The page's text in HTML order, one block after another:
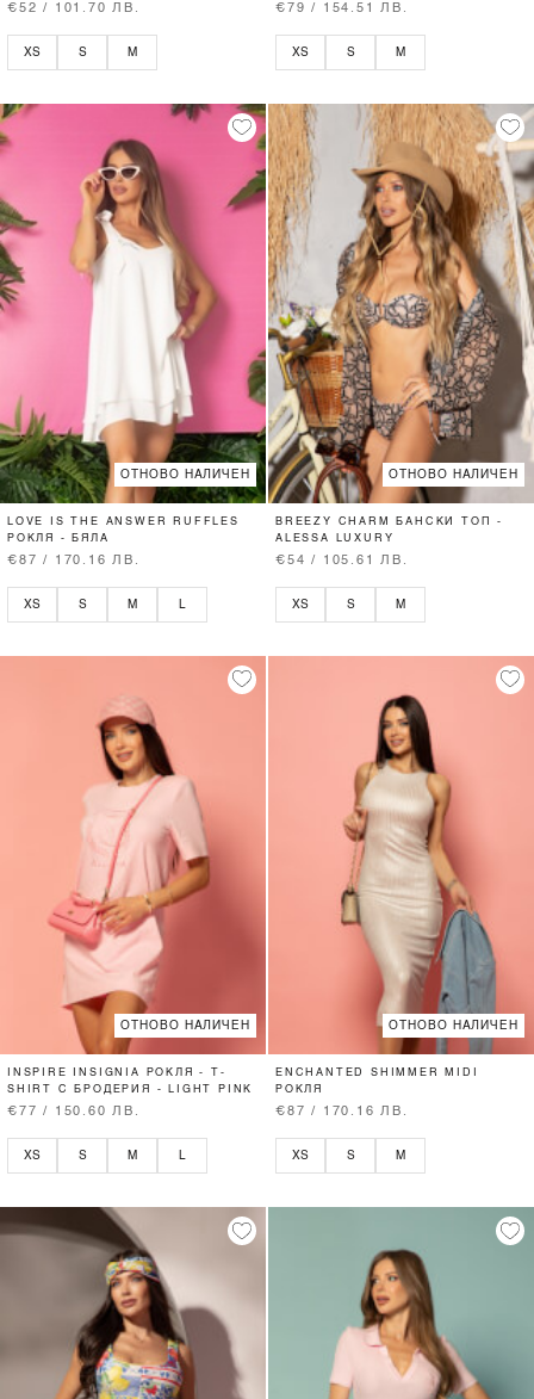
€52 / 101.70 ЛВ.
XS S M
€79 / 154.51 ЛВ.
XS S M
ОТНОВО НАЛИЧЕН
LOVE IS THE ANSWER RUFFLES
РОКЛЯ - БЯЛА
€87 / 170.16 ЛВ.
XS S M
ОТНОВО НАЛИЧЕН
BREEZY CHARM БАНСКИ ТОП -
ALESSA LUXURY
€54 / 105.61 ЛВ.
XS S M
ОТНОВО НАЛИЧЕН
INSPIRE INSIGNIA РОКЛЯ - T-
SHIRT С БРОДЕРИЯ - LIGHT PINK
€77 / 150.60 ЛВ.
XS S M L
ОТНОВО НАЛИЧЕН
ENCHANTED SHIMMER MIDI
РОКЛЯ
€87 / 170.16 ЛВ.
XS S M